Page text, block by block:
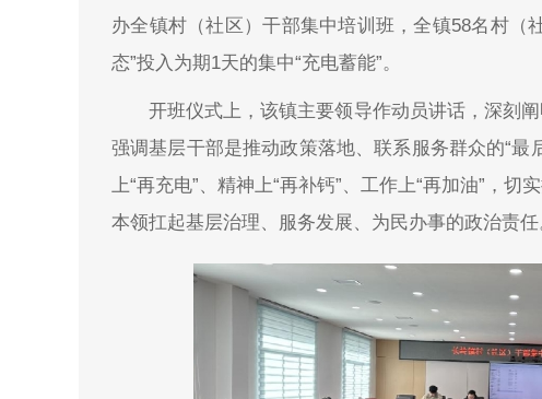
办全镇村（社区）干部集中培训班，全镇58名村（
态”投入为期1天的集中“充电蓄能”。
开班仪式上，该镇主要领导作动员讲话，深刻
强调基层干部是推动政策落地、联系服务群众的“
上“再充电”、精神上“再补钙”、工作上“再加油”，
本领扛起基层治理、服务发展、为民办事的政治责任